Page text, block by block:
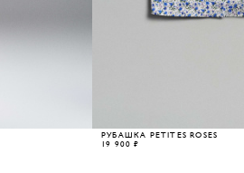
РУБАШКА PETITES ROSES
19 900 ₽